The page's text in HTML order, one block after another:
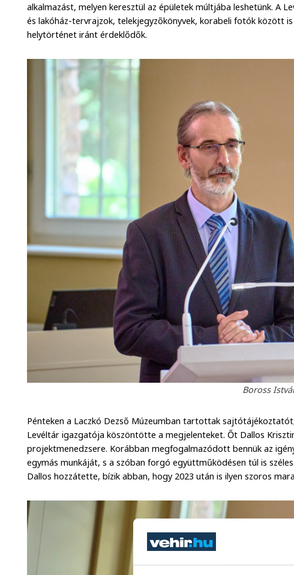
alkalmazást, melyen keresztül az épületek múltjába leshetünk. A
és lakóház-tervrajzok, telekjegyzőkönyvek, korabeli fotók között
helytörténet iránt érdeklődők.
Boross
Pénteken a Laczkó Dezső Múzeumban tartottak
Levéltár igazgatója köszöntötte a megjelenteket. Őt Dallos
projektmenedzsere. Korábban megfogalmazódott bennük az
egymás munkáját, s a szóban forgó együttműködésen túl is
Dallos hozzátette, bízik abban, hogy 2023 után is ilyen szoros